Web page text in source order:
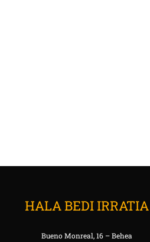
HALA BEDI IRRATIA
Bueno Monreal, 16 – Behea